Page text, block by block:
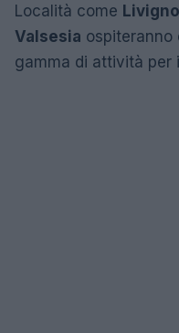
Località come Livigno
Valsesia ospiteranno
gamma di attività per